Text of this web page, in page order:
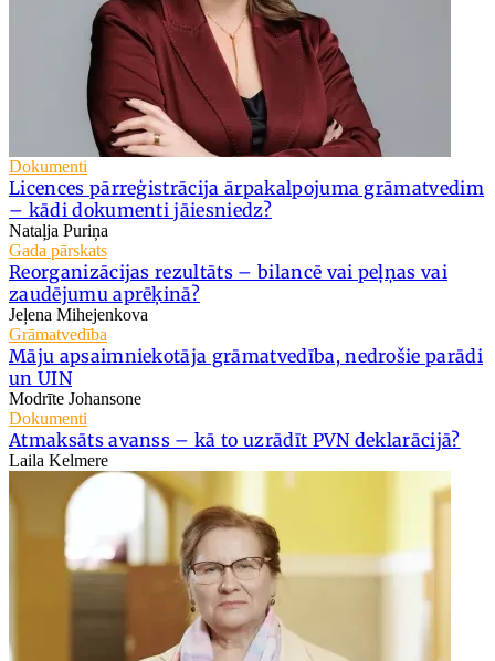
Dokumenti
Licences pārreģistrācija ārpakalpojuma grāmatvedim
– kādi dokumenti jāiesniedz?
Nataļja Puriņa
Gada pārskats
Reorganizācijas rezultāts – bilancē vai peļņas vai
zaudējumu aprēķinā?
Jeļena Mihejenkova
Grāmatvedība
Māju apsaimniekotāja grāmatvedība, nedrošie parādi
un UIN
Modrīte Johansone
Dokumenti
Atmaksāts avanss – kā to uzrādīt PVN deklarācijā?
Laila Kelmere